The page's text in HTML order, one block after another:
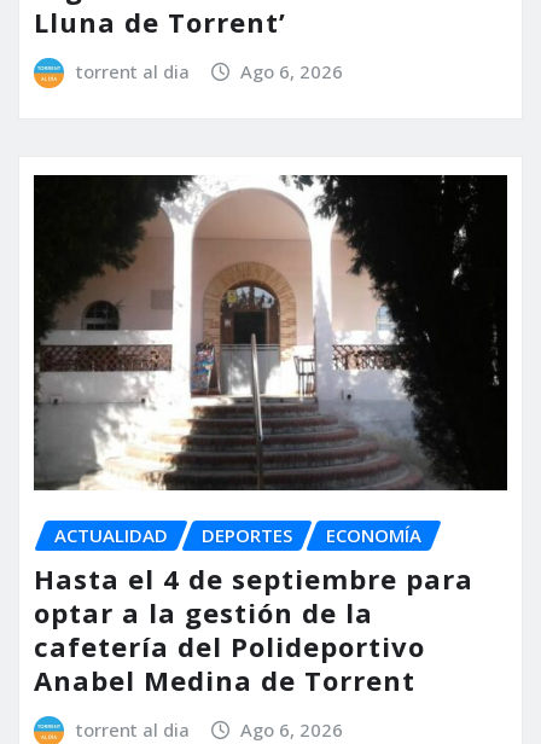
Lluna de Torrent’
torrent al dia Ago 6, 2026
ACTUALIDAD DEPORTES ECONOMÍA
Hasta el 4 de septiembre para
optar a la gestión de la
cafetería del Polideportivo
Anabel Medina de Torrent
torrent al dia Ago 6, 2026